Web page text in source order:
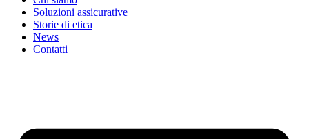
Soluzioni assicurative
Storie di etica
News
Contatti